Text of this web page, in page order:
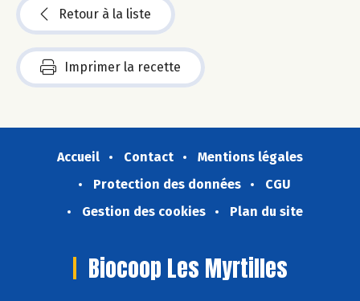
Retour à la liste
Imprimer la recette
Accueil Contact
Mentions légales
Protection des données
CGU
Gestion des cookies
Plan du site
Biocoop Les Myrtilles